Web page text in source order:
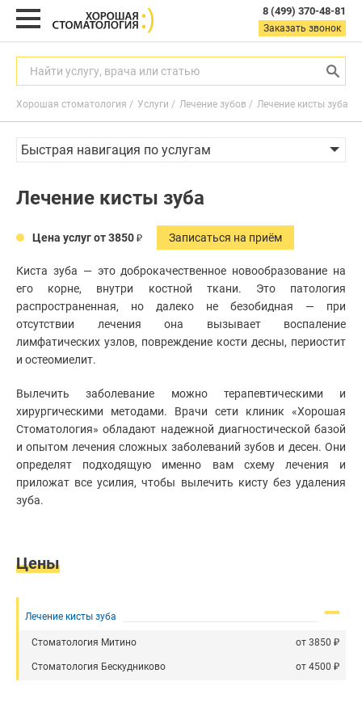
8 (499) 370-48-81
Заказать звонок
Найти услугу, врача или статью
Хорошая стоматология Услуги Лечение зубов Лечение кисты зуба
Быстрая навигация по услугам
Лечение кариеса
Лечение пульпита
Лечение периодонтита
Лечение кариеса без сверления Icon
Перелечивание каналов зуба
Реминерализация зубов
Использование штифтов
Анестезия
Лечение кариеса
Восстановление эмали зубов
Наращивание зубов
Удаление нерва зуба
Лечение кисты зуба
Цена услуг от 3850 Записаться на приём
Киста зуба — это доброкачественное новообразование на
его корне, внутри костной ткани. Это патология
распространенная, но далеко не безобидная — при
отсутствии лечения она вызывает воспаление
лимфатических узлов, повреждение кости десны, периостит
и остеомиелит.
Вылечить заболевание можно терапевтическими и
хирургическими методами. Врачи сети клиник «Хорошая
Стоматология» обладают надежной диагностической базой
и опытом лечения сложных заболеваний зубов и десен. Они
определят подходящую именно вам схему лечения и
приложат все усилия, чтобы вылечить кисту без удаления
зуба.
Цены
Лечение кисты зуба
Стоматология Митино от 3850
Стоматология Бескудниково от 4500
8
370-
48-
81
Заказать звонок
с
9:00
пн-
Найти услугу, врача или статью
Услуги
Гигиена
полости
Лечение
Диагностика
в
стоматологии
Реставрация
зубов
Стоматолог-
имплантолог
абатмента
брекетов
Акции
Врачи
Статьи